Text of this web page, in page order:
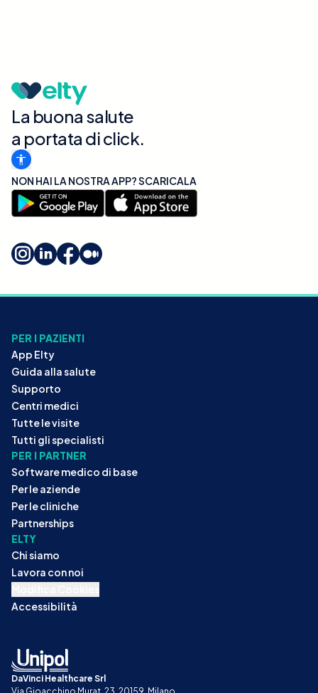
La buona salute
a portata di click.
NON HAI LA NOSTRA APP? SCARICALA
PER I PAZIENTI
App Elty
Guida alla salute
Supporto
Centri medici
Tutte le visite
Tutti gli specialisti
PER I PARTNER
Software medico di base
Per le aziende
Per le cliniche
Partnerships
ELTY
Chi siamo
Lavora con noi
Accessibilità
DaVinci Healthcare Srl